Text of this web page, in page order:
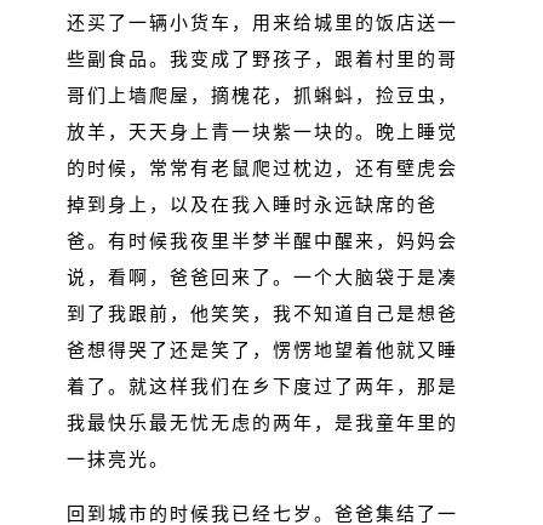
还买了一辆小货车，用来给城里的饭店送一
些副食品。我变成了野孩子，跟着村里的哥
哥们上墙爬屋，摘槐花，抓蝌蚪，捡豆虫，
放羊，天天身上青一块紫一块的。晚上睡觉
的时候，常常有老鼠爬过枕边，还有壁虎会
掉到身上，以及在我入睡时永远缺席的爸
爸。有时候我夜里半梦半醒中醒来，妈妈会
说，看啊，爸爸回来了。一个大脑袋于是凑
到了我跟前，他笑笑，我不知道自己是想爸
爸想得哭了还是笑了，愣愣地望着他就又睡
着了。就这样我们在乡下度过了两年，那是
我最快乐最无忧无虑的两年，是我童年里的
一抹亮光。
回到城市的时候我已经七岁。爸爸集结了一